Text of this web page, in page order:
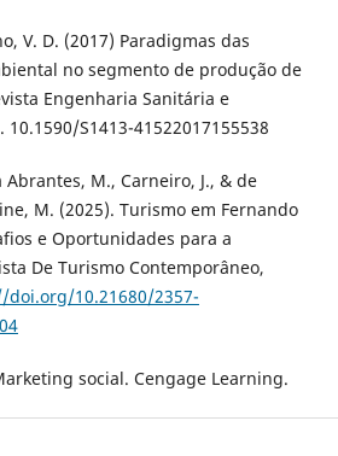
V. D. (2017) Paradigmas das
no segmento de produção de
Engenharia Sanitária e
S1413-41522017155538
Abrantes, M., Carneiro, J., & de
M. (2025). Turismo em Fernando
e Oportunidades para a
De Turismo Contemporâneo,
doi.org/10.21680/2357-
social. Cengage Learning.